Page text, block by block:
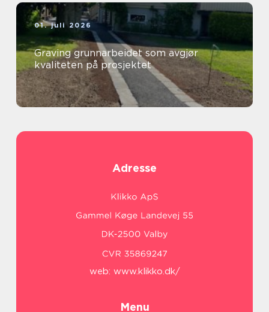
01. juli 2026
Graving grunnarbeidet som avgjør
kvaliteten på prosjektet
Adresse
web: www.klikko.dk/
Menu